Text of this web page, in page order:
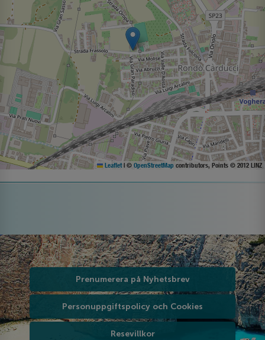
Leaflet | © OpenStreetMap contributors, Points © 2012 LINZ
Prenumerera på Nyhetsbrev
Personuppgiftspolicy och Cookies
Resevillkor